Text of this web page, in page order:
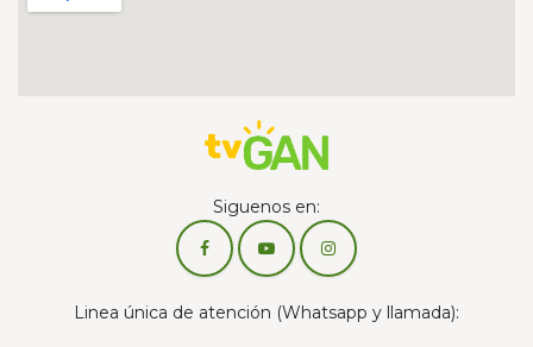
Siguenos en:
Linea única de atención (Whatsapp y llamada):